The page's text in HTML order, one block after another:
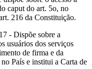
caput do art. 5o, no
216 da Constituição.
- Dispõe sobre a
usuários dos serviços
de firma e da
País e institui a Carta de